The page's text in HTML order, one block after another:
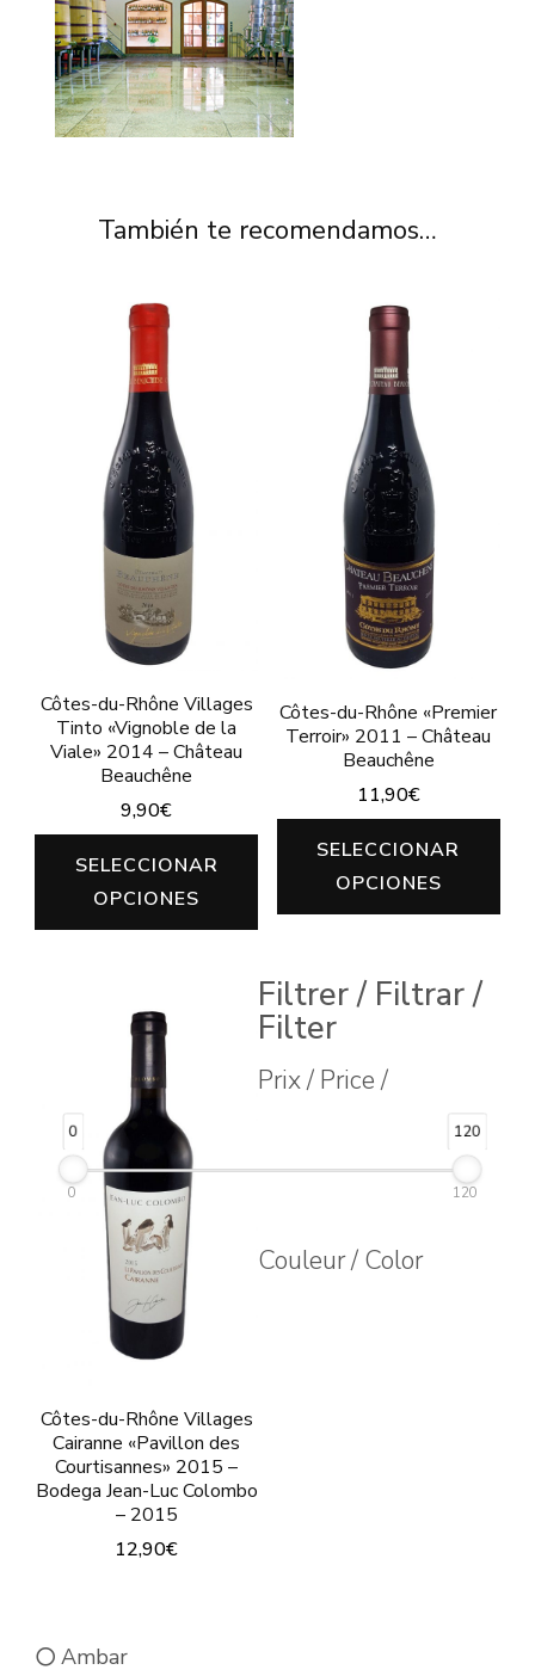
También te recomendamos…
Côtes-du-Rhône Villages
Tinto «Vignoble de la
Viale» 2014 – Château
Beauchêne
9,90€
SELECCIONAR
OPCIONES
producto
tiene
variantes.
Las
opciones
la
Côtes-du-Rhône «Premier
Terroir» 2011 – Château
Beauchêne
11,90€
SELECCIONAR
OPCIONES
Côtes-du-Rhône Villages
Cairanne «Pavillon des
Courtisannes» 2015 –
Bodega Jean-Luc Colombo
– 2015
12,90€
Filtrer / Filtrar /
Filter
Prix / Price /
0 120
0 120
Couleur / Color
Ambar